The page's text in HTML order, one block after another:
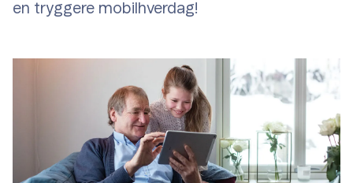
en tryggere mobilhverdag!